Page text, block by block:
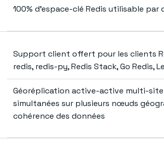
100% d’espace-clé Redis utilisable par
Support client offert pour les clients
redis, redis-py, Redis Stack, Go Redis,
Géoréplication active-active multi-
simultanées sur plusieurs nœuds
cohérence des données